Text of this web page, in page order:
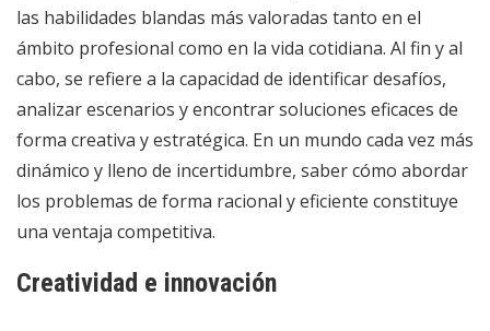
las habilidades blandas más valoradas tanto en el
ámbito profesional como en la vida cotidiana. Al fin y al
cabo, se refiere a la capacidad de identificar desafíos,
analizar escenarios y encontrar soluciones eficaces de
forma creativa y estratégica. En un mundo cada vez más
dinámico y lleno de incertidumbre, saber cómo abordar
los problemas de forma racional y eficiente constituye
una ventaja competitiva.
Creatividad e innovación